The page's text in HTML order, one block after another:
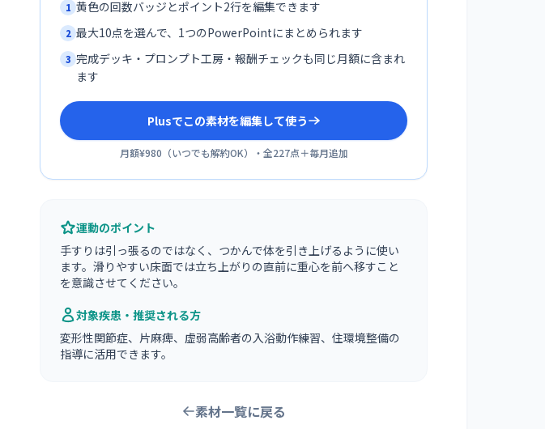
1 黄色の回数バッジとポイント2行を編集できます
2 最大10点を選んで、1つのPowerPointにまとめられます
3 完成デッキ・プロンプト工房・報酬チェックも同じ月額に含まれ
ます
Plusでこの素材を編集して使う
月額¥980 （いつでも解約OK）・全227点＋毎月追加
運動のポイント
手すりは引っ張るのではなく、つかんで体を引き上げるように使い
ます。滑りやすい床面では立ち上がりの直前に重心を前へ移すこと
を意識させてください。
対象疾患・推奨される方
変形性関節症、片麻痺、虚弱高齢者の入浴動作練習、住環境整備の
指導に活用できます。
素材一覧に戻る